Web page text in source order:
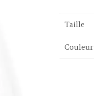
Taille
Couleur